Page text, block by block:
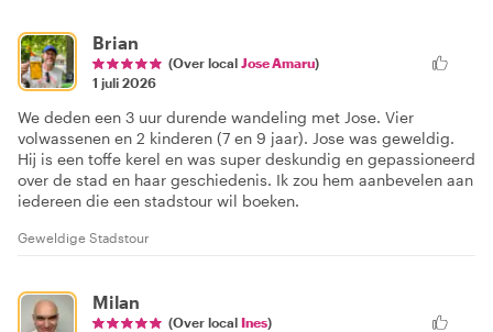
Brian
(Over local Jose Amaru)
1 juli 2026
We deden een 3 uur durende wandeling met Jose. Vier
volwassenen en 2 kinderen (7 en 9 jaar). Jose was geweldig.
Hij is een toffe kerel en was super deskundig en gepassioneerd
over de stad en haar geschiedenis. Ik zou hem aanbevelen aan
iedereen die een stadstour wil boeken.
Geweldige Stadstour
Milan
(Over local Ines)